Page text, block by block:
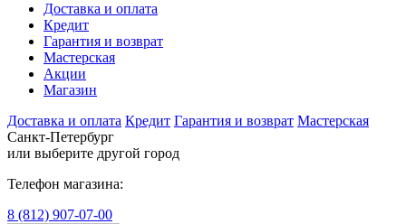
Доставка и оплата
Кредит
Гарантия и возврат
Мастерская
Акции
Магазин
Доставка и оплата Кредит Гарантия и возврат Мастерская
Санкт-Петербург
или выберите другой город
Телефон магазина:
8 (812) 907-07-00